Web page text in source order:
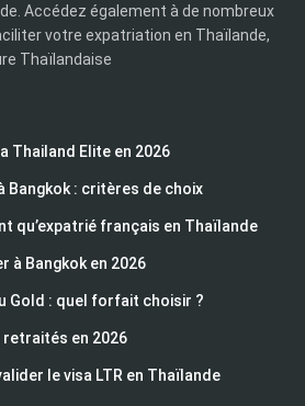
Accédez également à de nombreux
votre expatriation en Thaïlande,
Thaïlandaise
Thailand Elite en 2026
Bangkok : critères de choix
qu’expatrié français en Thaïlande
à Bangkok en 2026
Gold : quel forfait choisir ?
retraités en 2026
le visa LTR en Thaïlande